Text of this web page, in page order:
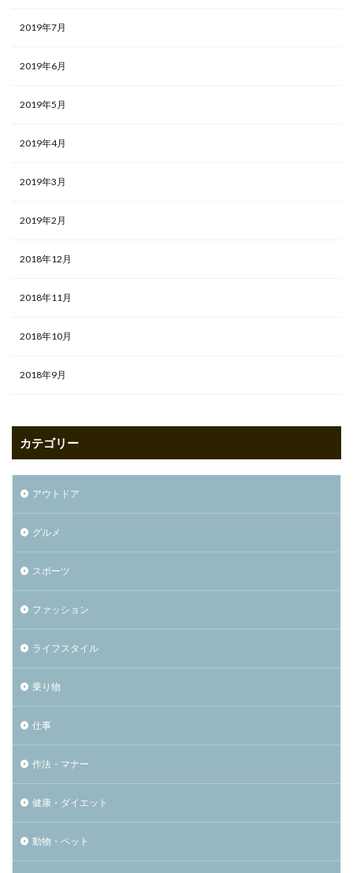
2019年7月
2019年6月
2019年5月
2019年4月
2019年3月
2019年2月
2018年12月
2018年11月
2018年10月
2018年9月
カテゴリー
アウトドア
グルメ
スポーツ
ファッション
ライフスタイル
乗り物
仕事
作法・マナー
健康・ダイエット
動物・ペット